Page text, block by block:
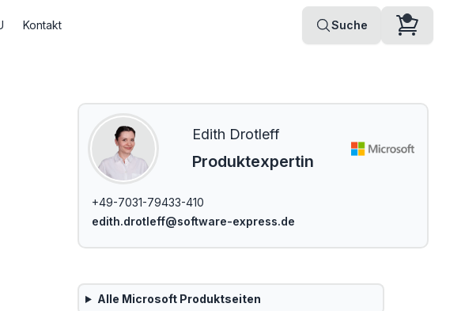
Kontakt Suche
Edith Drotleff
Produktexpertin
+49-7031-79433-410
edith.drotleff@software-express.de
Alle MicrosoftProduktseiten